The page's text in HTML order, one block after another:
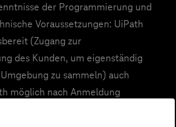
der Programmierung und
Voraussetzungen: UiPath
(Zugang zur
des Kunden, um eigenständig
zu sammeln) auch
möglich nach Anmeldung